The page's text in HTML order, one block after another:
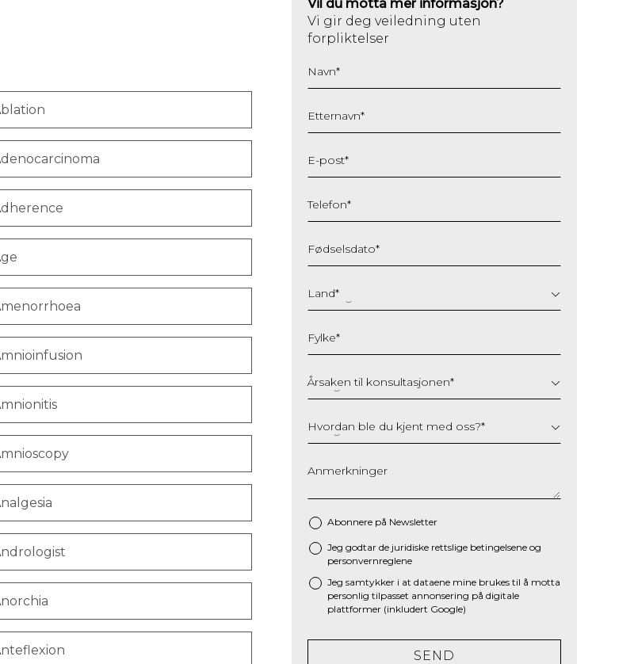
Ablation
Adenocarcinoma
Adherence
Age
Amenorrhoea
Amnioinfusion
Amnionitis
Amnioscopy
Analgesia
Andrologist
Anorchia
Anteflexion
Vil du motta mer informasjon?
Vi gir deg veiledning uten
forpliktelser
Navn*
Etternavn*
E-post*
Telefon*
Fødselsdato*
slash
MM
YYYY
Land*
Fylke*
Årsaken til konsultasjonen*
Hvordan ble du kjent med oss?*
Anmerkninger
Abonnere på Newsletter
* Jeg godtar de juridiske rettslige betingelsene og
personvernreglene
Jeg samtykker i at dataene mine brukes til å motta
personlig tilpasset annonsering på digitale
plattformer (inkludert Google)
SEND